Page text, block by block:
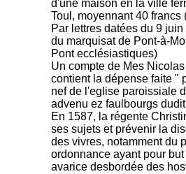
d'une maison en la ville
Toul, moyennant 40 francs
Par lettres datées du 9
du marquisat de Pont-à-
Pont ecclésiastiques)
Un compte de Mes
contient la dépense faite "
nef de l'eglise paroissiale
advenu ez faulbourgs
En 1587, la régente
ses sujets et prévenir la
des vivres, notamment du
ordonnance ayant pour
avarice desbordée des